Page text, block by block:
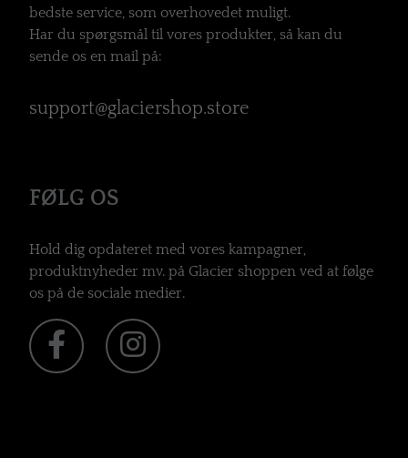
bedste service, som overhovedet muligt.
Har du spørgsmål til vores produkter, så kan du
sende os en mail på:
support@glaciershop.store
FØLG OS
Hold dig opdateret med vores kampagner,
produktnyheder mv. på Glacier shoppen ved at følge
os på de sociale medier.